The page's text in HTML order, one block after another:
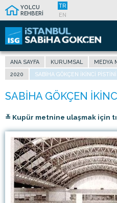
YOLCU
REHBERİ
TR
EN
ANA SAYFA KURUMSAL MEDYA
2020
SABIHA GÖKÇEN IKINCI
≚ Kupür metnine ulaşmak için